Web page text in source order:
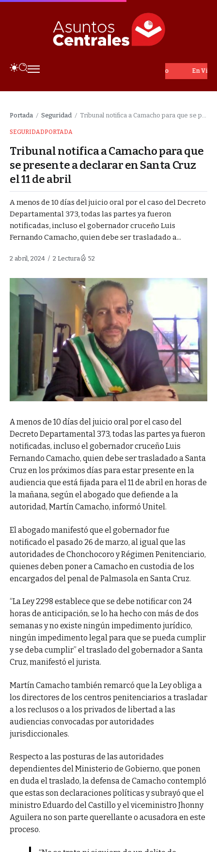
Portada / Seguridad / Tribunal notifica a Camacho para que se presente a declarar en Santa Cruz el 11 de abril
SEGURIDADPORTADA
Tribunal notifica a Camacho para que
se presente a declarar en Santa Cruz
el 11 de abril
A menos de 10 días del juicio oral por el caso del Decreto
Departamental 373, todas las partes ya fueron
notificadas, incluso el gobernador cruceño Luis
Fernando Camacho, quien debe ser trasladado a...
2 abril, 2024 2 Lectura 52
A menos de 10 días del juicio oral por el caso del
Decreto Departamental 373, todas las partes ya fueron
notificadas, incluso el gobernador cruceño Luis
Fernando Camacho, quien debe ser trasladado a Santa
Cruz en los próximos días para estar presente en la
audiencia que está fijada para el 11 de abril en horas de
la mañana, según el abogado que defiende a la
autoridad, Martín Camacho, informó Unitel.
El abogado manifestó que el gobernador fue
notificado el pasado 26 de marzo, al igual que las
autoridades de Chonchocoro y Régimen Penitenciario,
quienes deben poner a Camacho en custodia de los
encargados del penal de Palmasola en Santa Cruz.
“La Ley 2298 establece que se debe notificar con 24
horas de anticipación, se lo ha hecho con más de dos
semanas y no existe ningún impedimento jurídico,
ningún impedimento legal para que se pueda cumplir
y se deba cumplir” el traslado del gobernador a Santa
Cruz, manifestó el jurista.
Martín Camacho también remarcó que la Ley obliga a
los directores de los centros penitenciarios a trasladar
a los reclusos o a los privados de libertad a las
audiencias convocadas por autoridades
jurisdiccionales.
Respecto a las posturas de las autoridades
dependientes del Ministerio de Gobierno, que ponen
en duda el traslado, la defensa de Camacho contempló
que estas son declaraciones políticas y subrayó que el
ministro Eduardo del Castillo y el viceministro Jhonny
Aguilera no son parte querellante o acusadora en este
proceso.